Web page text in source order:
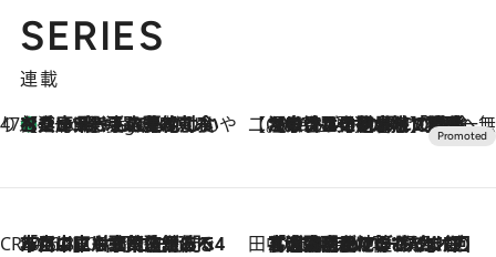
SERIES
連載
47都道府県の手みやげ ひんやりスイーツで夏を満喫
7 Hours Ago
【兵庫県】この夏絶対食べたい 冷やしておいしいおやつ3選 淡路島の恵みをジェラートに集約 【CREA×星野リゾート】唯一無二。癒しと発見が待つ場所へ
2026.8.7
【トンボの足水浴】ヒノキの香りに包まれて涼感マックス！約13℃の湧水かけ流しを避暑地「星野温泉 トンボの湯」で体験
CREA'S CHOICE
2026.8.7
「立川にも歌舞伎があるんだよ」 片岡仁左衛門・市川中車ら豪華座組みで4年目の立川立飛歌舞伎へ 田中稲の勝手に再ブーム
2026.8.7
「湘南乃風に憧れて」観客大盛上がりの“タオル回し”に、ラッパー顔負けの高速歌唱まで…さだまさし（74）のアグレッシブすぎる現在地